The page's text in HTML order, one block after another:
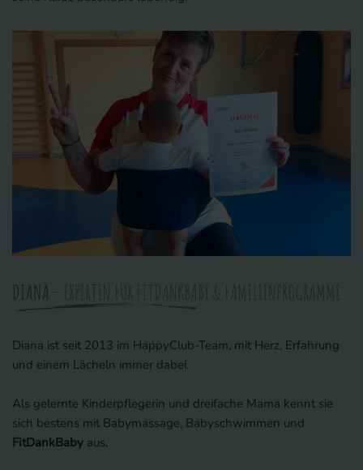
DIANA – EXPERTIN FÜR FITDANKBABY & FAMILIENPROGRAMME
Diana ist seit 2013 im HappyClub-Team, mit Herz, Erfahrung
und einem Lächeln immer dabei.
Als gelernte Kinderpflegerin und dreifache Mama kennt sie
sich bestens mit Babymassage, Babyschwimmen und
FitDankBaby aus.